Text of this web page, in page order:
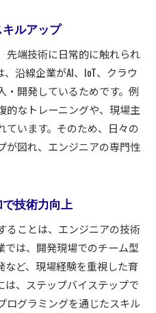
ルアップ
先端技術に日常的に触れられ
沿線企業がAI、IoT、クラウ
・開発しているためです。例
的なトレーニングや、現場主
ています。そのため、日々の
が図れ、エンジニアの専門性
技術力向上
ることは、エンジニアの技術
では、開発現場でのチーム型
など、現場経験を重視した育
は、ステップバイステップで
ログラミングを通じたスキル